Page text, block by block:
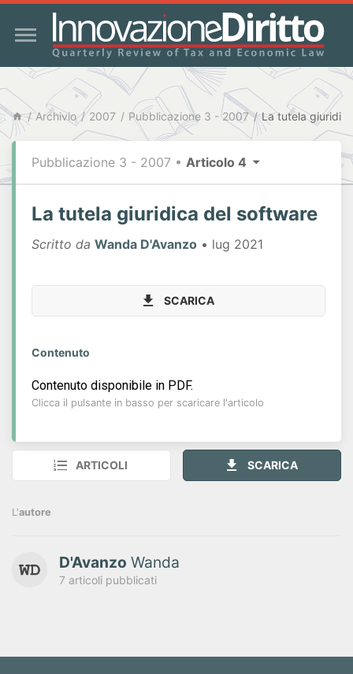
Archivio 2007 Pubblicazione 3 - 2007 La tutela
Pubblicazione 3 - 2007 • Articolo 4
La tutela giuridica del software
Scritto da Wanda D'Avanzo • lug 2021
SCARICA
Contenuto
Contenuto disponibile in PDF.
Clicca il pulsante in basso per scaricare l'articolo
ARTICOLI SCARICA
L'autore
D'Avanzo Wanda
7 articoli pubblicati